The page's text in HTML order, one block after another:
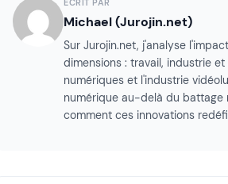
ÉCRIT PAR
Michael (Jurojin.net)
Sur Jurojin.net, j'analyse
dimensions : travail, industrie
numériques et l'industrie
numérique au-delà du
comment ces innovations